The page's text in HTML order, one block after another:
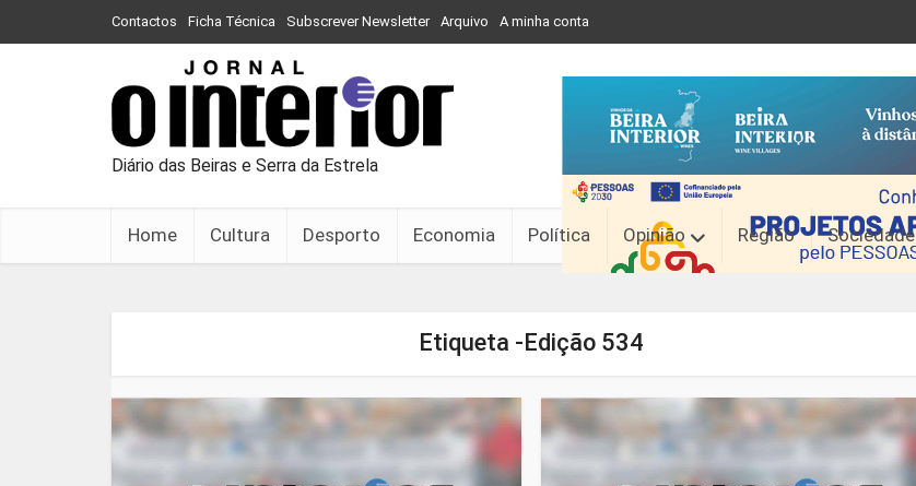
Contactos Ficha Técnica Subscrever Newsletter Arquivo A minha conta
Diário das Beiras e Serra da Estrela
Home Cultura Desporto Economia Política Opinião Região Sociedade
Etiqueta -Edição 534